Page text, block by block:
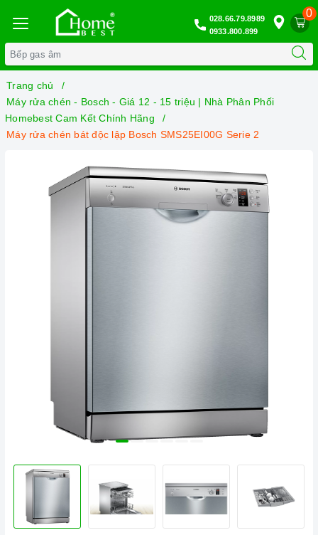
0
028.66.79.8989
0933.800.899
Trang chủ
Máy rửa chén - Bosch - Giá 12 - 15 triệu | Nhà Phân Phối
Homebest Cam Kết Chính Hãng
Máy rửa chén bát độc lập Bosch SMS25EI00G Serie 2